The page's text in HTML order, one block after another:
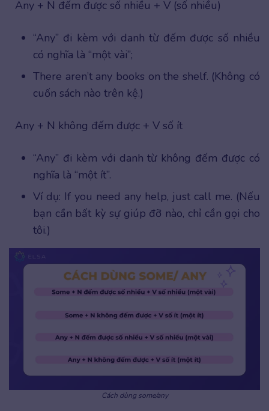
Any + N đếm được số nhiều + V (số nhiều)
“Any” đi kèm với danh từ đếm được số nhiều
có nghĩa là “một vài”;
There aren’t any books on the shelf. (Không có
cuốn sách nào trên kệ.)
Any + N không đếm được + V số ít
“Any” đi kèm với danh từ không đếm được có
nghĩa là “một ít”.
Ví dụ: If you need any help, just call me. (Nếu
bạn cần bất kỳ sự giúp đỡ nào, chỉ cần gọi cho
tôi.)
Cách dùng some/any